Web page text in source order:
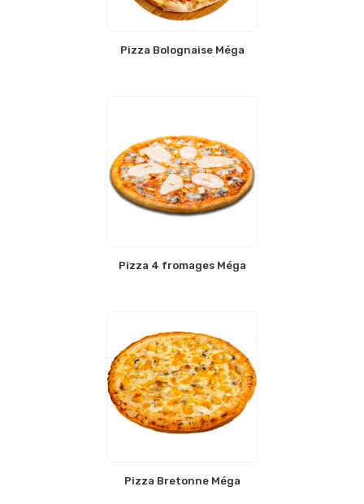
Pizza Bolognaise Méga
Pizza 4 fromages Méga
Pizza Bretonne Méga